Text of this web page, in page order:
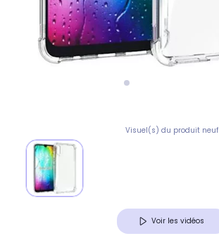
Visuel(s) du produit neuf
Voir les vidéos